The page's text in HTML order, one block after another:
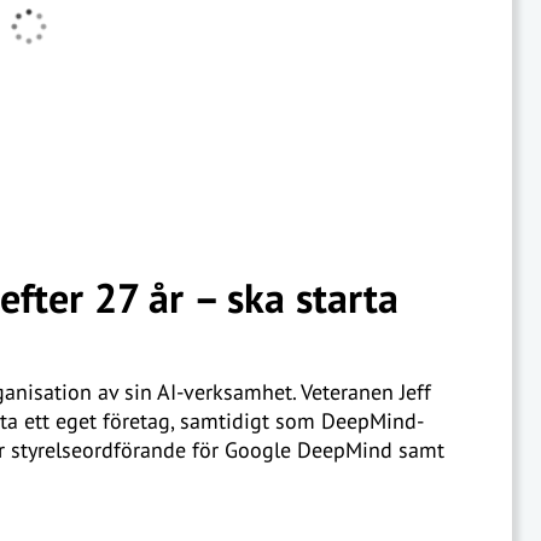
27 år – ska starta
av sin AI-verksamhet. Veteranen Jeff
ett eget företag, samtidigt som DeepMind-
för Google DeepMind samt